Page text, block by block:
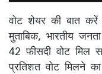
वोट शेयर की बात करें
मुताबिक, भारतीय
42 फीसदी वोट
प्रतिशत वोट मिलने